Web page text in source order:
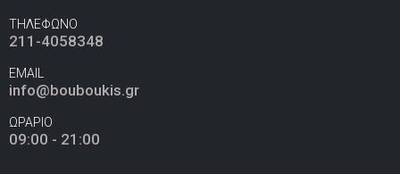
Καμηλοπάρδαλη 80εκ
ΤΗΛΕΦΩΝΟ
211-4058348
EMAIL
info@bouboukis.gr
ΩΡΑΡΙΟ
09:00 - 21:00